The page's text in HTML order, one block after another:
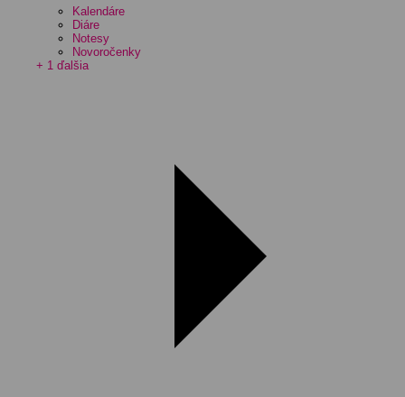
Kalendáre
Diáre
Notesy
Novoročenky
+ 1 ďalšia